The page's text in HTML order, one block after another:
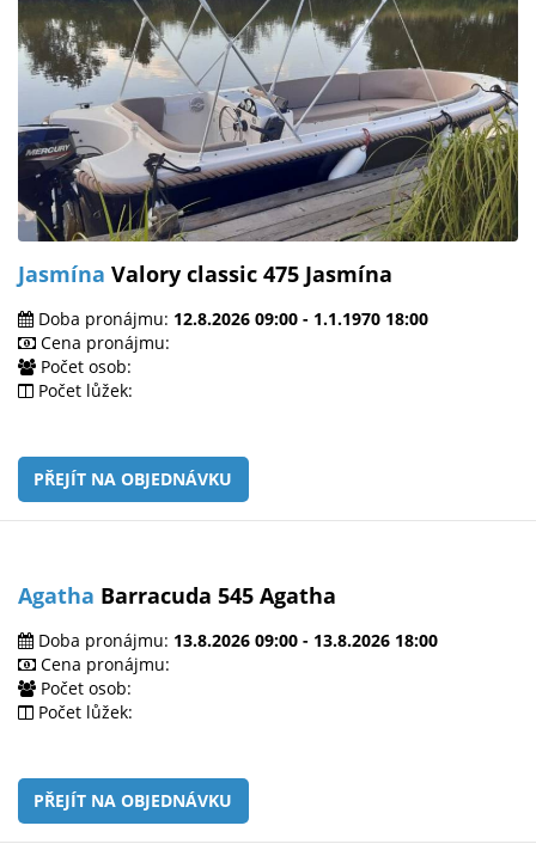
Jasmína Valory classic 475 Jasmína
Doba pronájmu: 12.8.2026 09:00 - 1.1.1970 18:00
Cena pronájmu:
Počet osob:
Počet lůžek:
PŘEJÍT NA OBJEDNÁVKU
Agatha Barracuda 545 Agatha
Doba pronájmu: 13.8.2026 09:00 - 13.8.2026 18:00
Cena pronájmu:
Počet osob:
Počet lůžek:
PŘEJÍT NA OBJEDNÁVKU